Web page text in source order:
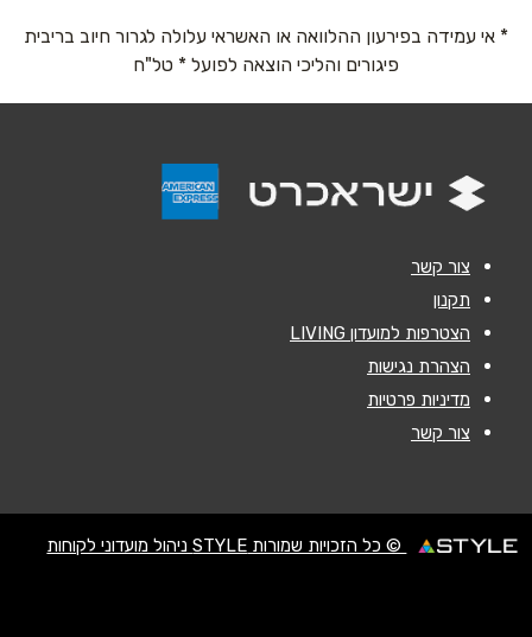
אימייל*
* אי עמידה בפירעון ההלוואה או האשראי עלולה לגרור חיוב בריבית
פיגורים והליכי הוצאה לפועל * טל"ח
צור קשר
תקנון
הצטרפות למועדון LIVING
הצהרת נגישות
מדיניות פרטיות
צור קשר
© כל הזכויות שמורות STYLE ניהול מועדוני לקוחות